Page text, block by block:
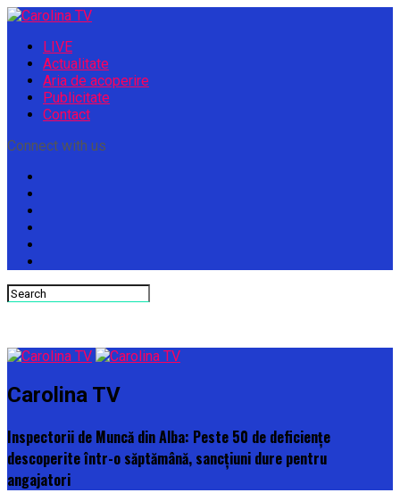
LIVE
Actualitate
Aria de acoperire
Publicitate
Contact
Connect with us
Carolina TV
Inspectorii de Muncă din Alba: Peste 50 de deficiențe
descoperite într-o săptămână, sancțiuni dure pentru
angajatori